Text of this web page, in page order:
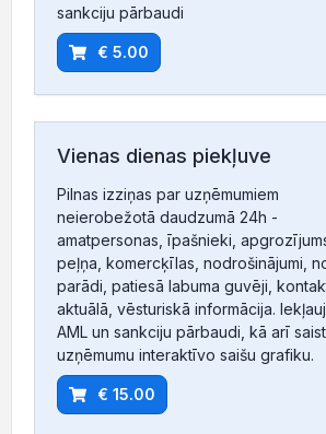
sankciju pārbaudi
€ 5.00
Vienas dienas piekļuve
Pilnas izziņas par uzņēmumiem
neierobežotā daudzumā 24h -
amatpersonas, īpašnieki,
peļņa, komercķīlas, nodrošinājumi,
parādi, patiesā labuma guvēji,
aktuālā, vēsturiskā informācija.
AML un sankciju pārbaudi, kā arī
uzņēmumu interaktīvo saišu grafiku.
€ 15.00